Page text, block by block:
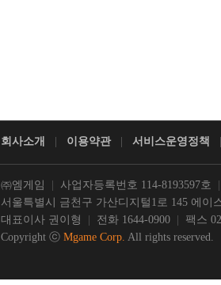
회사소개 이용약관 서비스운영정책
㈜엠게임 사업자등록번호 114-8193597호
서울특별시 금천구 가산디지털1로 145 에이
대표이사 권이형
전화 1644-0900
팩스
Copyright ⓒ Mgame Corp. All rights reserved.